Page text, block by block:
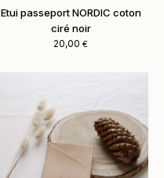
Etui passeport NORDIC coton
ciré noir
20,00 €